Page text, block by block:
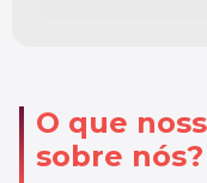
O que
sobre nós?